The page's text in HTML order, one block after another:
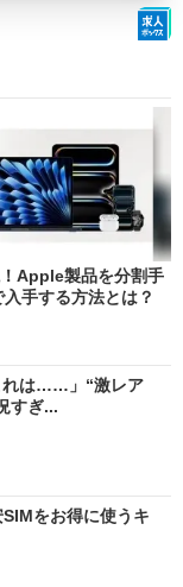
Apple製品を分割手
手する方法とは？
れは……」“激レア
すぎ...
をお得に使うキ